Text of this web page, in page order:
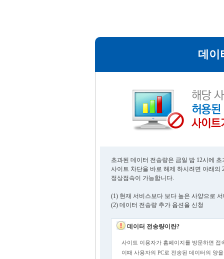
데이
초과된 데이터 전송량은 금일 밤 12시에
사이트 차단을 바로 해제 하시려면 아래의
정상접속이 가능합니다.
(1) 현재 서비스보다 보다 높은 사양으로
(2) 데이터 전송량 추가 옵션을 신청
데이터 전송량이란?
사이트 이용자가 홈페이지를 방문하면 접
이때 사용자의 PC로 전송된 데이터의 양